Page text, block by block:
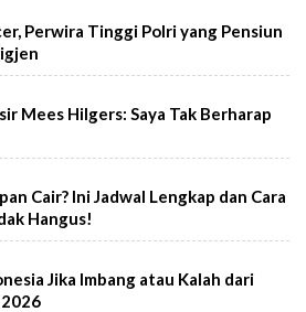
Perwira Tinggi Polri yang Pensiun
Mees Hilgers: Saya Tak Berharap
Cair? Ini Jadwal Lengkap dan Cara
Hangus!
Jika Imbang atau Kalah dari